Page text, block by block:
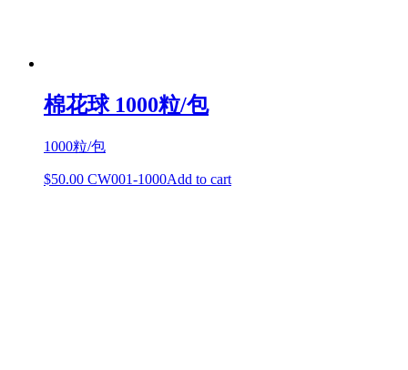
棉花球 1000粒/包
1000粒/包
$50.00 CW001-1000Add to cart